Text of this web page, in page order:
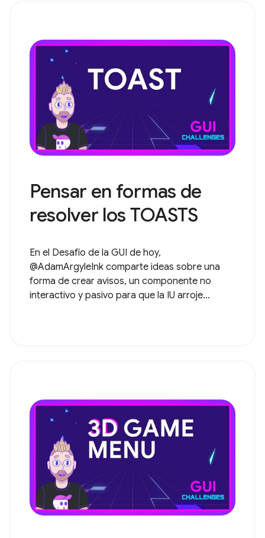
Pensar en formas de
resolver los TOASTS
En el Desafío de la GUI de hoy,
@AdamArgyleInk comparte ideas sobre una
forma de crear avisos, un componente no
interactivo y pasivo para que la IU arroje...